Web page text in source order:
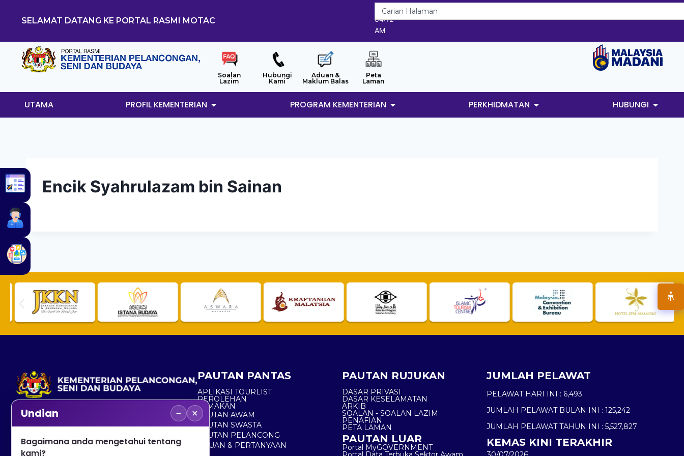
SELAMAT DATANG KE PORTAL RASMI MOTAC
8/8/2026
04:12
AM
Soalan
Lazim
Hubungi
Kami
Aduan &
Maklum Balas
Peta
Laman
UTAMA PROFIL KEMENTERIAN PROGRAM KEMENTERIAN PERKHIDMATAN HUBUNGI
Encik Syahrulazam bin Sainan
No. 2, Menara 1, Jalan P5/6, Presint 5,
+603 8000 8000
PAUTAN PANTAS
APLIKASI TOURLIST
PEROLEHAN
SEMAKAN
PAUTAN AWAM
PAUTAN SWASTA
PAUTAN PELANCONG
ADUAN & PERTANYAAN
PAUTAN RUJUKAN
DASAR PRIVASI
DASAR KESELAMATAN
ARKIB
SOALAN - SOALAN LAZIM
PENAFIAN
PETA LAMAN
PAUTAN LUAR
Portal MyGOVERNMENT
JUMLAH PELAWAT
PELAWAT HARI INI : 6,493
JUMLAH PELAWAT BULAN INI : 125,242
JUMLAH PELAWAT TAHUN INI : 5,527,827
KEMAS KINI TERAKHIR
Undian − ×
Bagaimana anda mengetahui tentang
kami?